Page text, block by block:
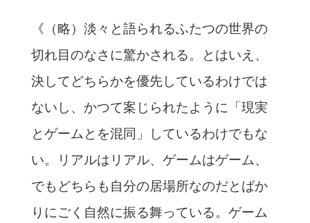
《（略）淡々と語られるふたつの世界の
切れ目のなさに驚かされる。とはいえ、
決してどちらかを優先しているわけでは
ないし、かつて案じられたように「現実
とゲームとを混同」しているわけでもな
い。リアルはリアル、ゲームはゲーム、
でもどちらも自分の居場所なのだとばか
りにごく自然に振る舞っている。ゲーム